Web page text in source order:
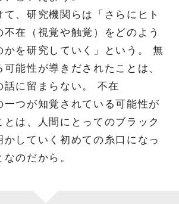
て、研究機関らは「さらにヒト
不在（視覚や触覚）をどのよう
かを研究していく」という。 無
能性が導きだされたことは、
話に留まらない。 不在
一つが知覚されている可能性が
とは、人間にとってのブラック
かしていく初めての糸口になっ
のだから。